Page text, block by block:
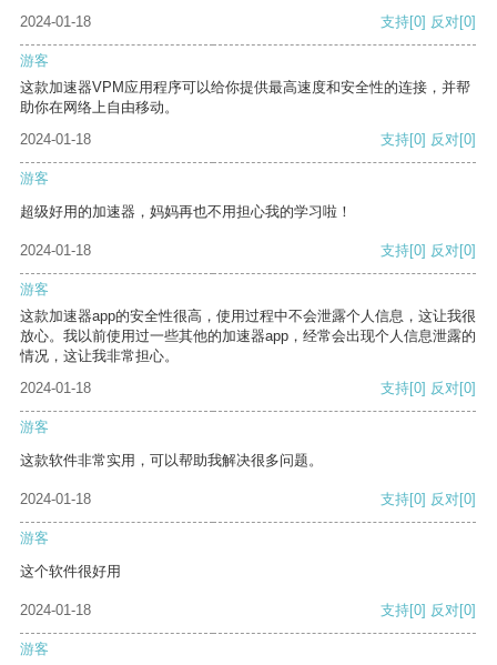
2024-01-18
支持[0] 反对[0]
游客
这款加速器VPM应用程序可以给你提供最高速度和安全性的连接，并帮
助你在网络上自由移动。
2024-01-18
支持[0] 反对[0]
游客
超级好用的加速器，妈妈再也不用担心我的学习啦！
2024-01-18 支持[0] 反对[0]
游客
这款加速器app的安全性很高，使用过程中不会泄露个人信息，这让我很
放心。我以前使用过一些其他的加速器app，经常会出现个人信息泄露的
情况，这让我非常担心。
2024-01-18
支持[0] 反对[0]
游客
这款软件非常实用，可以帮助我解决很多问题。
2024-01-18 支持[0] 反对[0]
游客
这个软件很好用
2024-01-18 支持[0] 反对[0]
游客